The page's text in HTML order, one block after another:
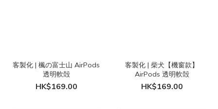
客製化 | 楓の富士山 AirPods
透明軟殻
HK$169.00
客製化 | 柴犬【機窗款】
AirPods 透明軟殻
HK$169.00